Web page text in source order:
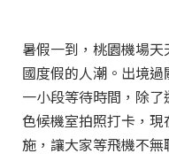
暑假一到，桃園機場
國度假的人潮。出境
一小段等待時間，除
色候機室拍照打卡，
施，讓大家等飛機不無